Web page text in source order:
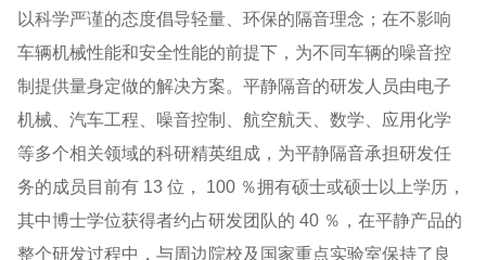
以科学严谨的态度倡导轻量、环保的隔音理念；在不影响
车辆机械性能和安全性能的前提下，为不同车辆的噪音控
制提供量身定做的解决方案。平静隔音的研发人员由电子
机械、汽车工程、噪音控制、航空航天、数学、应用化学
等多个相关领域的科研精英组成，为平静隔音承担研发任
务的成员目前有 13 位， 100 ％拥有硕士或硕士以上学历，
其中博士学位获得者约占研发团队的 40 ％，在平静产品的
整个研发过程中，与周边院校及国家重点实验室保持了良